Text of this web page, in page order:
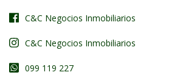
C&C Negocios Inmobiliarios
C&C Negocios Inmobiliarios
099 119 227